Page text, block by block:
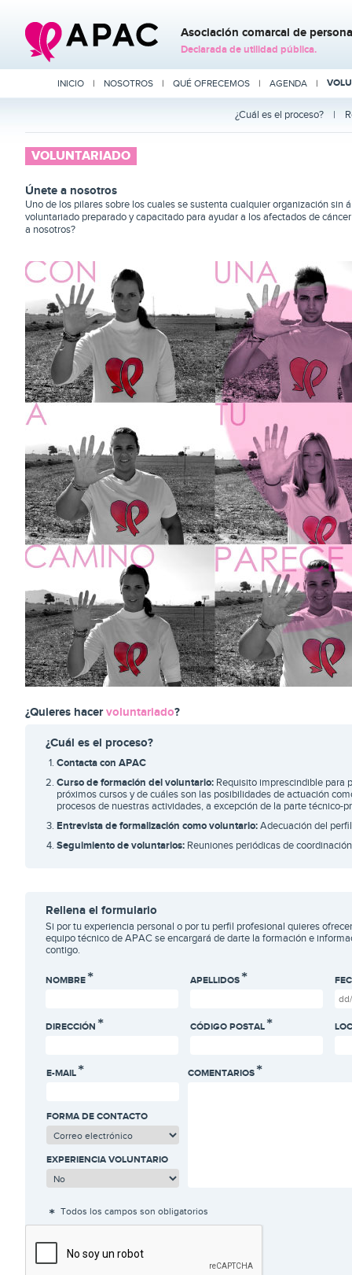
Asociación comarcal de
Declarada de utilidad pública.
INICIO | NOSOTROS | QUÉ OFRECEMOS | AGENDA |
¿Cuál es el proceso? |
VOLUNTARIADO
Únete a nosotros
Uno de los pilares sobre los cuales se sustenta cualquier organización
voluntariado preparado y capacitado para ayudar a los afectados de
a nosotros?
¿Quieres hacervoluntariado?
¿Cuál es el proceso?
Contacta con APAC
Curso de formación del voluntario: Requisito imprescindible para
próximos cursos y de cuáles son las posibilidades de actuación
procesos de nuestras actividades, a excepción de la parte técnico-
Entrevista de formalización como voluntario:Adecuación del
Seguimiento de voluntarios: Reuniones periódicas de
Rellena el formulario
Si por tu experiencia personal o por tu perfil profesional quieres
equipo técnico de APAC se encargará de darte la formación e
contigo.
NOMBRE APELLIDOS
DIRECCIÓN CÓDIGO POSTAL
E-MAIL
FORMA DE CONTACTO
EXPERIENCIA VOLUNTARIO
COMENTARIOS
Todos los campos son obligatorios